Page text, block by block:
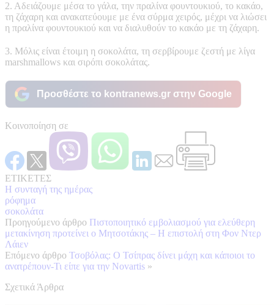
2. Αδειάζουμε μέσα το γάλα, την πραλίνα φουντουκιού, το κακάο,
τη ζάχαρη και ανακατεύουμε με ένα σύρμα χειρός, μέχρι να λιώσει
η πραλίνα φουντουκιού και να διαλυθούν το κακάο με τη ζάχαρη.
3. Μόλις είναι έτοιμη η σοκολάτα, τη σερβίρουμε ζεστή με λίγα
marshmallows και σιρόπι σοκολάτας.
Προσθέστε το kontranews.gr στην Google
Κοινοποίηση σε
ΕΤΙΚΕΤΕΣ
Η συνταγή της ημέρας
ρόφημα
σοκολάτα
Προηγούμενο άρθρο Πιστοποιητικό εμβολιασμού για ελεύθερη
μετακίνηση προτείνει o Μητσοτάκης – Η επιστολή στη Φον Ντερ
Λάιεν
Επόμενο άρθρο Τσοβόλας: Ο Τσίπρας δίνει μάχη και κάποιοι το
ανατρέπουν-Τι είπε για την Novartis »
Σχετικά Άρθρα